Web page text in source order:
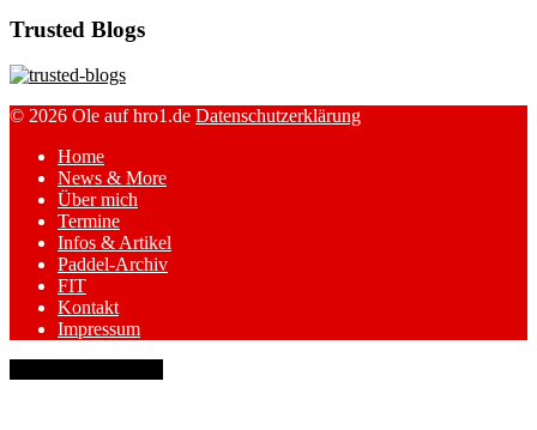
Trusted Blogs
© 2026 Ole auf hro1.de Datenschutzerklärung
Home
News & More
Über mich
Termine
Infos & Artikel
Paddel-Archiv
FIT
Kontakt
Impressum